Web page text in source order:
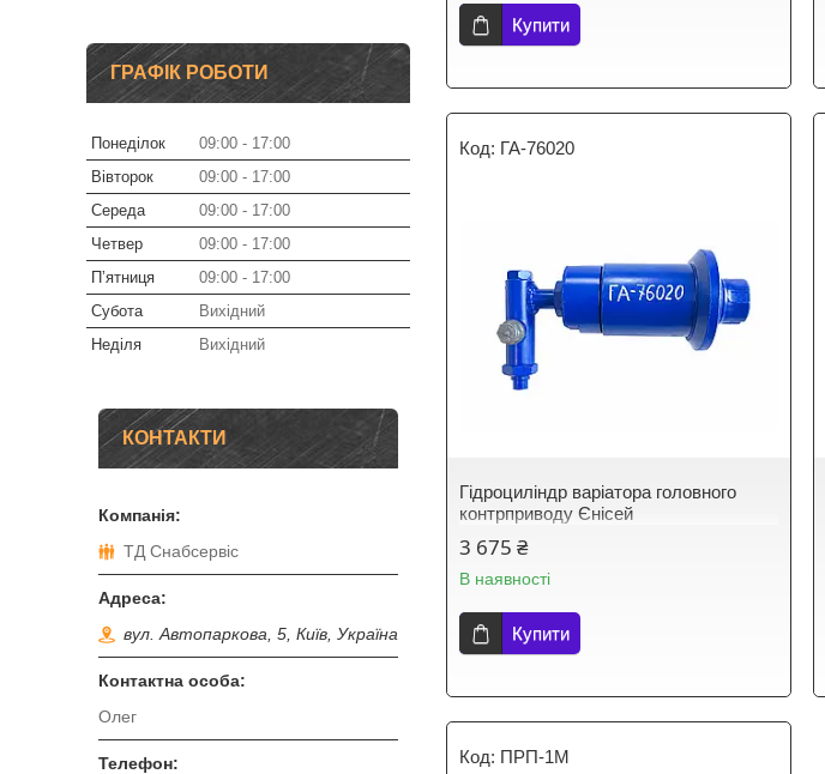
Купити
ГА-76020
Гідроциліндр варіатора головного
контрприводу Єнісей
3 675 ₴
В наявності
Купити
ПРП-1М
ГРАФІК РОБОТИ
Понеділок 09:00
17:00
Вівторок
09:00
17:00
Середа
09:00
17:00
Четвер
09:00
17:00
Пʼятниця
09:00
17:00
Субота
Вихідний
Неділя
Вихідний
КОНТАКТИ
ТД Снабсервіс
вул. Автопаркова, 5, Київ, Україна
Олег